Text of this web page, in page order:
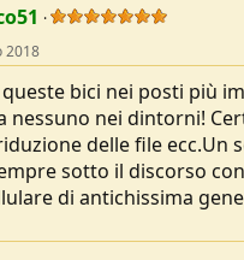
2018
bici nei posti più
nessuno nei dintorni!
delle file
sotto il discorso
di antichissima